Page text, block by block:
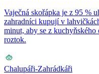
Vaječná skořápka je z 95 %
zahradníci kupují v
minut, aby se z
roztok.
Chalupáři-Zahrádkáři